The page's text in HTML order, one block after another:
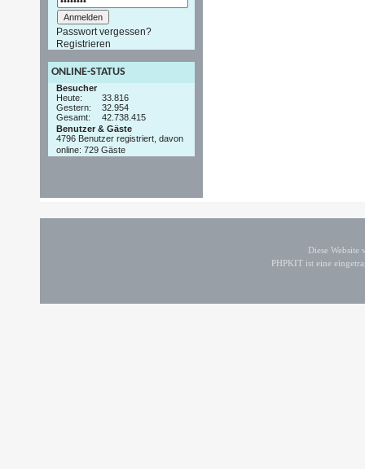
Passwort vergessen?
Registrieren
ONLINE-STATUS
Besucher
Heute:
33.816
Gestern:
32.954
Gesamt:
42.738.415
Benutzer & Gäste
4796 Benutzer registriert, davon
online: 729 Gäste
Diese
PHPKIT ist eine